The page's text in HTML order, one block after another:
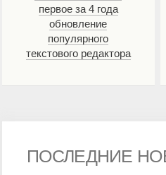
первое за 4 года
обновление
популярного
текстового редактора
ПОСЛЕДНИЕ